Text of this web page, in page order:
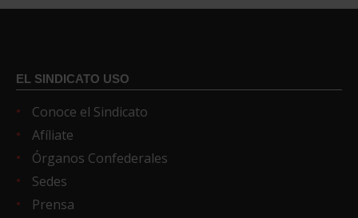
EL SINDICATO USO
Conoce el Sindicato
Afíliate
Órganos Confederales
Sedes
Prensa